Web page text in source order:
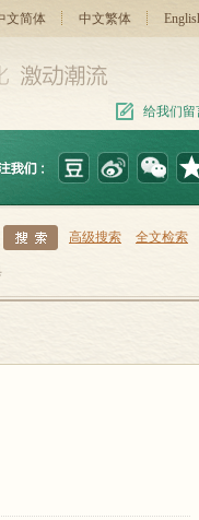
文简体 中文繁体
给我们留
高级搜索 全文检索